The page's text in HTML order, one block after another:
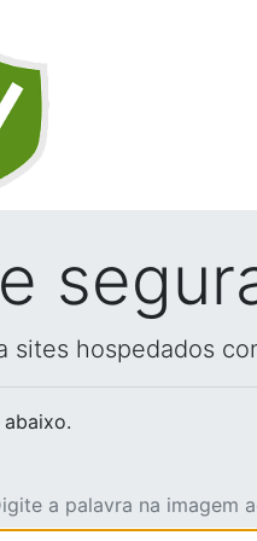
sites hospedados
a palavra na imagem